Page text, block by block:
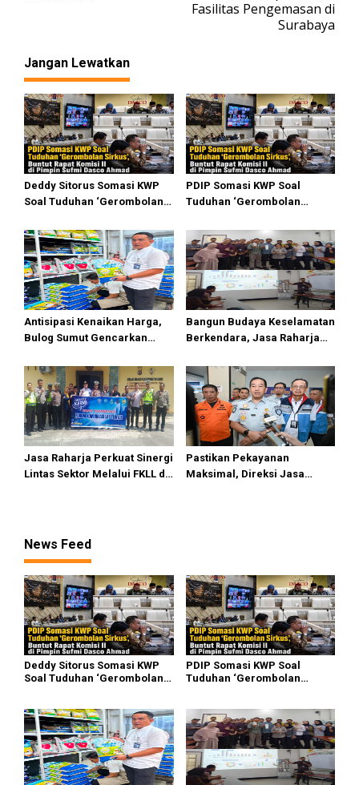
s
i
p
o
s
Fasilitas Pengemasan di
Surabaya
Jangan Lewatkan
Deddy Sitorus Somasi KWP
Soal Tuduhan ‘Gerombolan
II Dipimpin Sufmi Dasco
Ahmad
PDIP Somasi KWP Soal
Tuduhan ‘Gerombolan
II Dipimpin Sufmi Dasco
Ahmad
Antisipasi Kenaikan Harga,
Bulog Sumut Gencarkan
Premium
Bangun Budaya Keselamatan
Berkendara, Jasa Raharja
Pasifik Medan Industri
Jasa Raharja Perkuat Sinergi
Lintas Sektor Melalui FKLL di
Pastikan Pekayanan
Maksimal, Direksi Jasa
News Feed
Deddy Sitorus Somasi KWP
Soal Tuduhan ‘Gerombolan
Ahmad
PDIP Somasi KWP Soal
Tuduhan ‘Gerombolan
Ahmad